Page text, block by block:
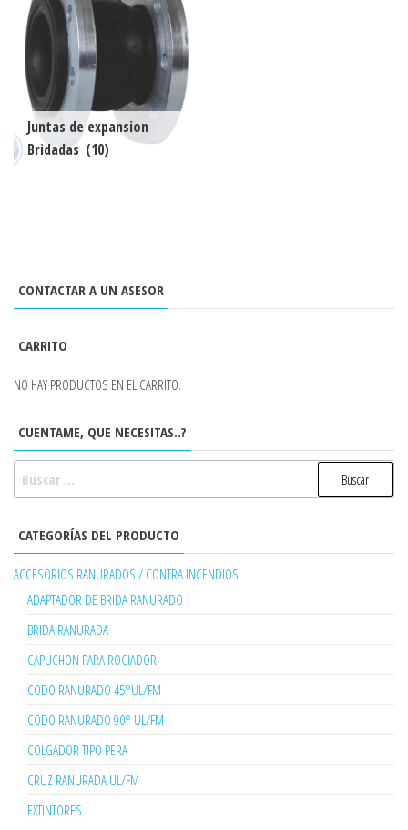
Juntas de expansion
Bridadas (10)
CONTACTAR A UN ASESOR
CARRITO
NO HAY PRODUCTOS EN EL CARRITO.
CUENTAME, QUE NECESITAS..?
CATEGORÍAS DEL PRODUCTO
ACCESORIOS RANURADOS / CONTRA INCENDIOS
ADAPTADOR DE BRIDA RANURADO
BRIDA RANURADA
CAPUCHON PARA ROCIADOR
CODO RANURADO 45°UL/FM
CODO RANURADO 90° UL/FM
COLGADOR TIPO PERA
CRUZ RANURADA UL/FM
EXTINTORES